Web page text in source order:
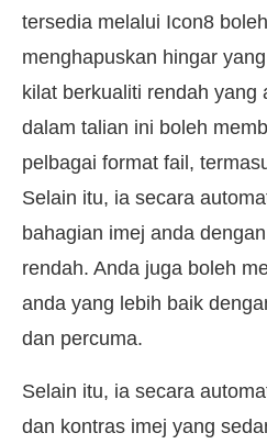
tersedia melalui Icon8
menghapuskan hingar
kilat berkualiti rendah yang
dalam talian ini boleh
pelbagai format fail,
Selain itu, ia secara
bahagian imej anda
rendah. Anda juga boleh
anda yang lebih baik
dan percuma.
Selain itu, ia secara
dan kontras imej yang